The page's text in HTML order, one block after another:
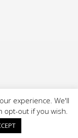
Made by
experience. We'll
opt-out if you wish.